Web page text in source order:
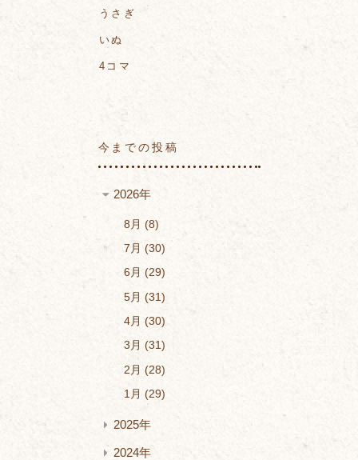
うさぎ
いぬ
4コマ
今までの投稿
2026年
8月
8
7月
30
6月
29
5月
31
4月
30
3月
31
2月
28
1月
29
2025年
2024年